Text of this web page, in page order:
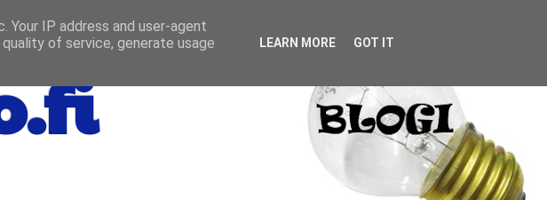
IP address and user-agent
of service, generate usage
LEARN MORE GOT IT